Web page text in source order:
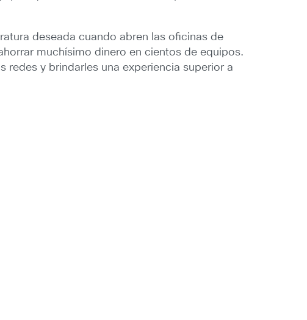
deseada cuando abren las oficinas de
muchísimo dinero en cientos de equipos.
redes y brindarles una experiencia superior a